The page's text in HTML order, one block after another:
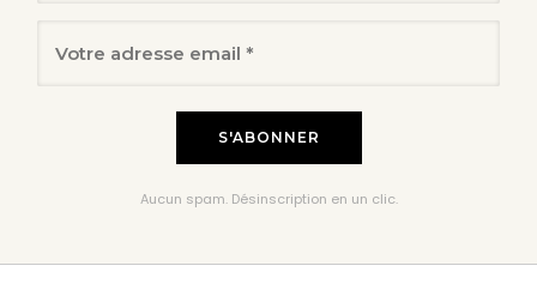
Aucun spam. Désinscription en un clic.